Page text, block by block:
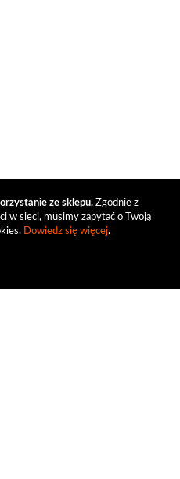
ze sklepu. Zgodnie z
w sieci, musimy zapytać o Twoją
Dowiedz się więcej.